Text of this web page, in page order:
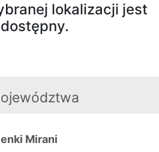
lokalizacji jest
Mirani